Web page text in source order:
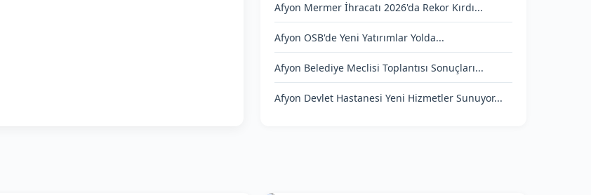
Afyon Mermer İhracatı 2026'da Rekor Kırdı...
Afyon OSB'de Yeni Yatırımlar Yolda...
Afyon Belediye Meclisi Toplantısı Sonuçları...
Afyon Devlet Hastanesi Yeni Hizmetler Sunuyor...